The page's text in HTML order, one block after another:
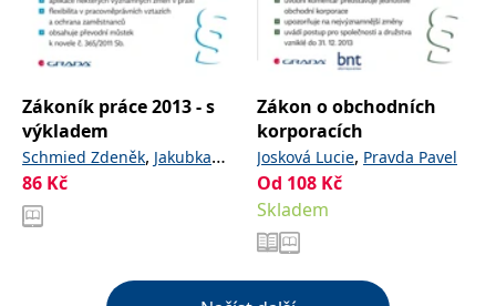
Zákoník práce 2013 - s
výkladem
Schmied Zdeněk, Jakubka
Jaroslav
86 Kč
Zákon o obchodních
korporacích
Josková Lucie, Pravda Pavel
Od 108 Kč
Skladem